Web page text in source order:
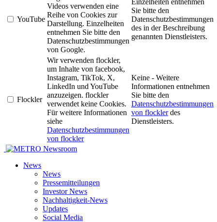
YouTube
Videos verwenden eine
Reihe von Cookies zur
Darstellung. Einzelheiten
entnehmen Sie bitte den
Datenschutzbestimmungen
von Google.
Einzelheiten entnehmen
Sie bitte den
Datenschutzbestimmungen
des in der Beschreibung
genannten Dienstleisters.
Flockler
Wir verwenden flockler,
um Inhalte von facebook,
Instagram, TikTok, X,
LinkedIn und YouTube
anzuzeigen. flockler
verwendet keine Cookies.
Für weitere Informationen
siehe
Datenschutzbestimmungen
von flockler
Keine - Weitere
Informationen entnehmen
Sie bitte den
Datenschutzbestimmungen
von flocklerdes
Dienstleisters.
Newsroom
News
News
Pressemitteilungen
Investor News
Nachhaltigkeit-News
Updates
Social Media